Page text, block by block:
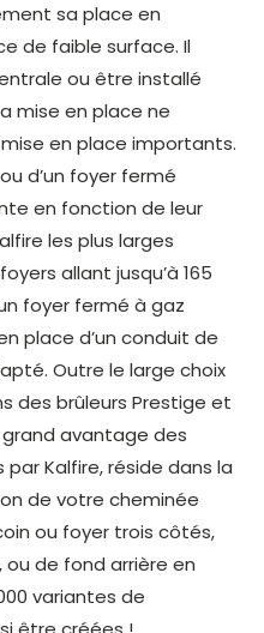
sa place en
de faible surface. Il
ou être installé
mise en place ne
en place importants.
d’un foyer fermé
en fonction de leur
les plus larges
allant jusqu’à 165
foyer fermé à gaz
place d’un conduit de
Outre le large choix
des brûleurs Prestige et
grand avantage des
Kalfire, réside dans la
de votre cheminée
ou foyer trois côtés,
ou de fond arrière en
variantes de